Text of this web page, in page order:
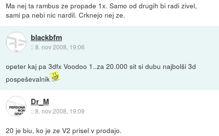
Ma nej ta rambus ze propade 1x. Samo od drugih bi radi zivel,
sami pa nebi nic nardil. Crknejo nej ze.
blackbfm
::8. nov 2008, 19:06
opeter kaj pa 3dfx Voodoo 1..za 20.000 sit si dubu najbolši 3d
pospeševalnik
Dr_M
::8. nov 2008, 19:09
20 je biu, ko je ze V2 prisel v prodajo.